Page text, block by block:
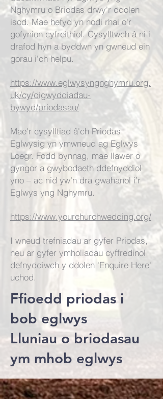
Nghymru o Briodas drwy'r ddolen
isod. Mae hefyd yn nodi rhai o'r
gofynion cyfreithiol. Cysylltwch â ni i
drafod hyn a byddwn yn gwneud ein
gorau i'ch helpu.
https://www.eglwysyngnghymru.org.
uk/cy/digwyddiadau-
bywyd/priodasau/
Mae'r cysylltiad â'ch Priodas
Eglwysig yn ymwneud ag Eglwys
Loegr. Fodd bynnag, mae llawer o
gyngor a gwybodaeth ddefnyddiol
yno – ac nid yw’n dra gwahanol i’r
Eglwys yng Nghymru.
https://www.yourchurchwedding.org/
I wneud trefniadau ar gyfer Priodas,
neu ar gyfer ymholiadau cyffredinol
defnyddiwch y ddolen 'Enquire Here'
uchod.
Ffioedd priodas i
bob eglwys
Lluniau o briodasau
ym mhob eglwys